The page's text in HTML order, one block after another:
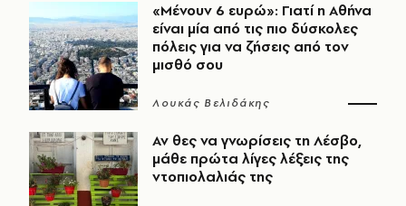
«Μένουν 6 ευρώ»: Γιατί η Αθήνα
είναι μία από τις πιο δύσκολες
πόλεις για να ζήσεις από τον
μισθό σου
Λουκάς Βελιδάκης
Αν θες να γνωρίσεις τη Λέσβο,
μάθε πρώτα λίγες λέξεις της
ντοπιολαλιάς της